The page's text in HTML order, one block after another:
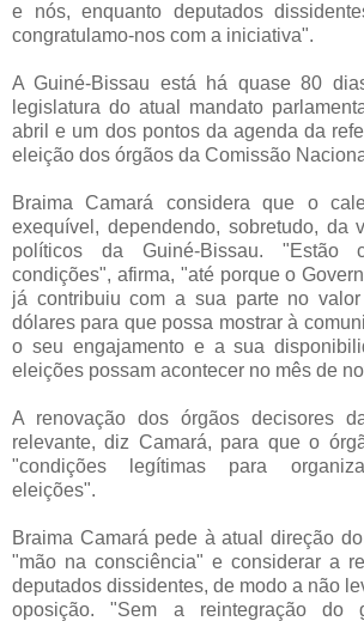
e nós, enquanto deputados
congratulamo-nos com a iniciativa".
A Guiné-Bissau está há quase 80
legislatura do atual mandato
abril e um dos pontos da agenda da
eleição dos órgãos da Comissão
Braima Camará considera que o
exequível, dependendo, sobretudo, da
políticos da Guiné-Bissau. "Estão
condições", afirma, "até porque o
já contribuiu com a sua parte no
dólares para que possa mostrar à
o seu engajamento e a sua
eleições possam acontecer no mês de
A renovação dos órgãos decisores
relevante, diz Camará, para que o
"condições legítimas para
eleições".
Braima Camará pede à atual direção
"mão na consciência" e considerar a
deputados dissidentes, de modo a não
oposição. "Sem a reintegração